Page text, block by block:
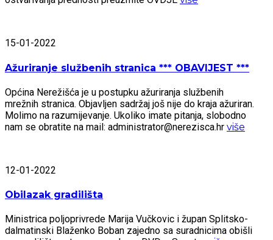
15-01-2022
Ažuriranje službenih stranica *** OBAVIJEST ***
Općina Nerežišća je u postupku ažuriranja službenih
mrežnih stranica. Objavljen sadržaj još nije do kraja ažuriran.
Molimo na razumijevanje. Ukoliko imate pitanja, slobodno
nam se obratite na mail: administrator@nerezisca.hr više
12-01-2022
Obilazak gradilišta
Ministrica poljoprivrede Marija Vučkovic i župan Splitsko-
dalmatinski Blaženko Boban zajedno sa suradnicima obišli